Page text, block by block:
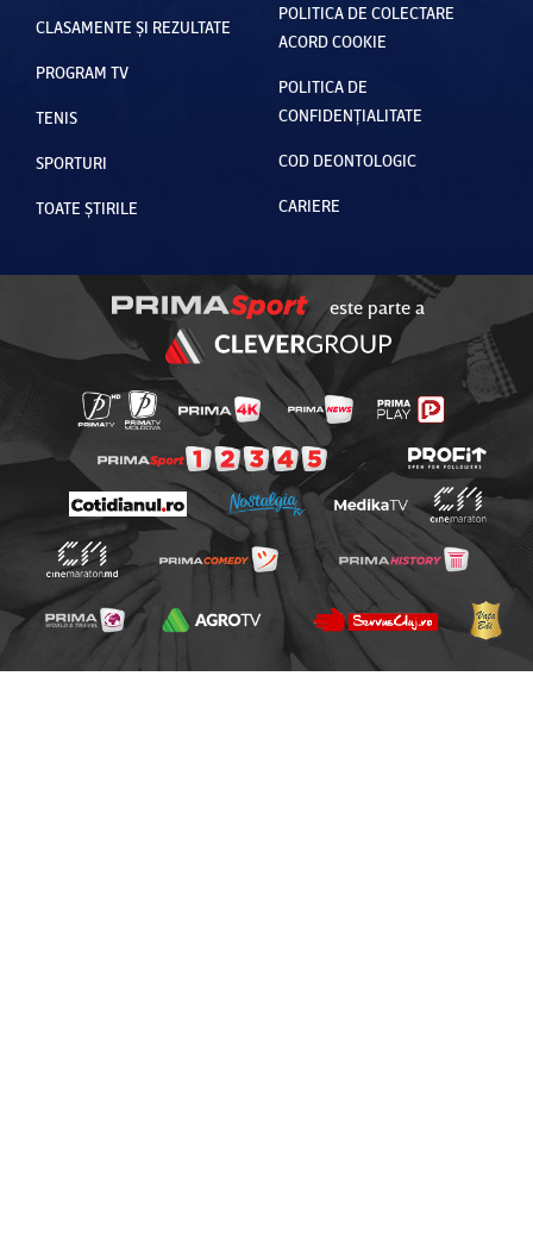
CLASAMENTE ȘI REZULTATE
PROGRAM TV
TENIS
SPORTURI
TOATE ȘTIRILE
POLITICA DE COLECTARE
ACORD COOKIE
POLITICA DE
CONFIDENȚIALITATE
COD DEONTOLOGIC
CARIERE
este parte a